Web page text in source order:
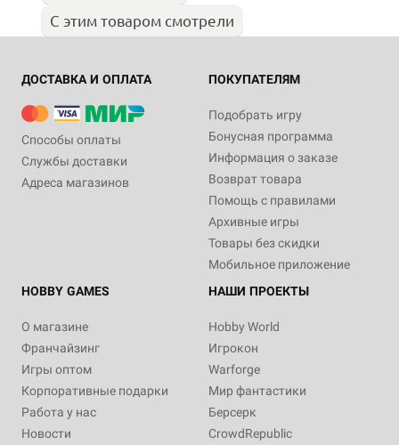
С этим товаром смотрели
ДОСТАВКА И ОПЛАТА
Способы оплаты
Службы доставки
Адреса магазинов
ПОКУПАТЕЛЯМ
Подобрать игру
Бонусная программа
Информация о заказе
Возврат товара
Помощь с правилами
Архивные игры
Товары без скидки
Мобильное приложение
HOBBY GAMES
О магазине
Франчайзинг
Игры оптом
Корпоративные подарки
Работа у нас
Новости
НАШИ ПРОЕКТЫ
Hobby World
Игрокон
Warforge
Мир фантастики
Берсерк
CrowdRepublic